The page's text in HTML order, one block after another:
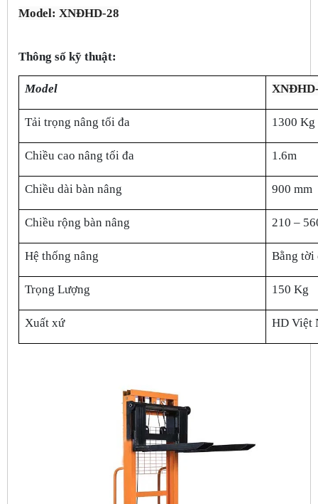
Model: XNĐHD-28
Thông số kỹ thuật:
Model
Tải trọng nâng tối đa 1300 Kg
Chiều cao nâng tối đa 1.6m
Chiều dài bàn nâng 900 mm
Chiều rộng bàn nâng 210 –
Hệ thống nâng Bằng tời
Trọng Lượng 150 Kg
Xuất xứ HD Việt